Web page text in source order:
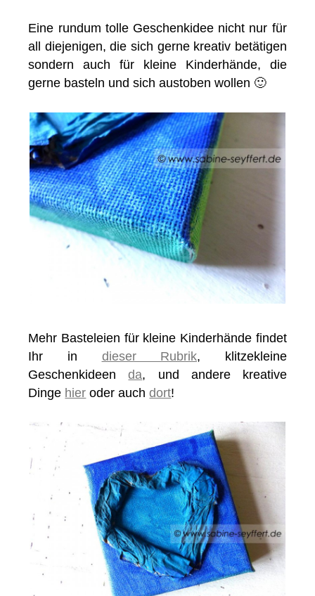
Eine rundum tolle Geschenkidee nicht nur für
all diejenigen, die sich gerne kreativ betätigen
sondern auch für kleine Kinderhände, die
gerne basteln und sich austoben wollen 🙂
Mehr Basteleien für kleine Kinderhände findet
Ihr in dieser Rubrik, klitzekleine
Geschenkideenda, und andere kreative
Dinge hier oder auchdort!